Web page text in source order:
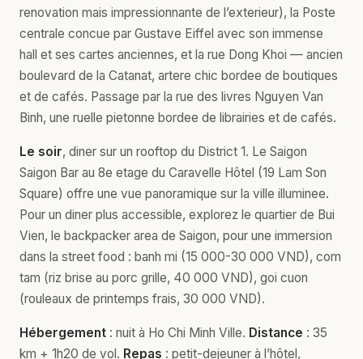
renovation mais impressionnante de l’exterieur), la Poste
centrale concue par Gustave Eiffel avec son immense
hall et ses cartes anciennes, et la rue Dong Khoi — ancien
boulevard de la Catanat, artere chic bordee de boutiques
et de cafés. Passage par la rue des livres Nguyen Van
Binh, une ruelle pietonne bordee de librairies et de cafés.
Le soir, diner sur un rooftop du District 1. Le Saigon
Saigon Bar au 8e etage du Caravelle Hôtel (19 Lam Son
Square) offre une vue panoramique sur la ville illuminee.
Pour un diner plus accessible, explorez le quartier de Bui
Vien, le backpacker area de Saigon, pour une immersion
dans la street food : banh mi (15 000-30 000 VND), com
tam (riz brise au porc grille, 40 000 VND), goi cuon
(rouleaux de printemps frais, 30 000 VND).
Hébergement : nuit à Ho Chi Minh Ville. Distance : 35
km + 1h20 de vol. Repas : petit-dejeuner à l’hôtel,